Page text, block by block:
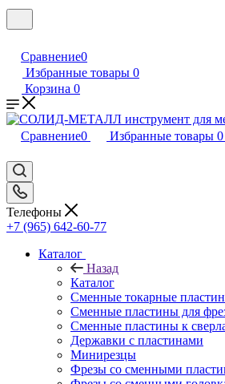
Сравнение0
Избранные товары 0
Корзина 0
Сравнение0 Избранные товары 0
Телефоны
+7 (965) 642-60-77
Каталог
Назад
Каталог
Сменные токарные
Сменные пластины для
Сменные пластины к
Державки с пластинами
Минирезцы
Фрезы со сменными